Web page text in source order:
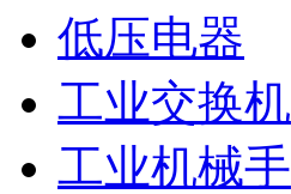
低压电器
工业交换机
工业机械手